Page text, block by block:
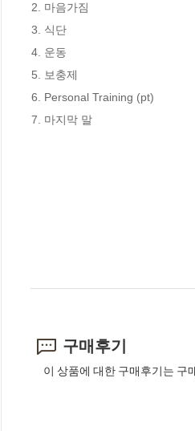
2. 마음가짐
3. 식단
4. 운동
5. 보충제
6. Personal Training (pt)
7. 마지막 말
구매후기
이 상품에 대한 구매후기는 구